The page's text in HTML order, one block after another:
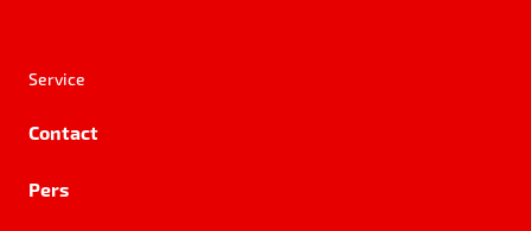
Service
Contact
Pers